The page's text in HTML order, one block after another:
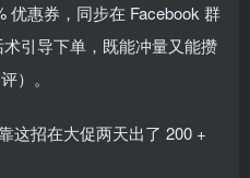
优惠券，同步在 Facebook 群
术引导下单，既能冲量又能攒
）。
这招在大促两天出了 200 +